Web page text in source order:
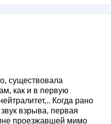
существовала
как и в первую
Когда рано
взрыва, первая
проезжавшей мимо